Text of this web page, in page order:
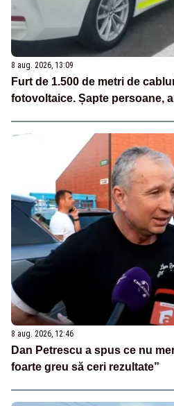
8 aug. 2026, 13:09
Furt de 1.500 de metri de
fotovoltaice. Șapte persoane,
8 aug. 2026, 12:46
Dan Petrescu a spus ce nu
foarte greu să ceri rezultate”